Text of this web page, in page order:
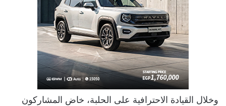
وخلال القيادة الاحترافية على الحلبة، خاض المشاركون